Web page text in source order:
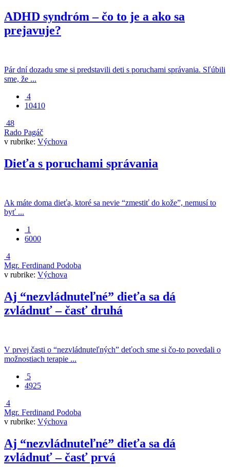
ADHD syndróm – čo to je a ako sa
prejavuje?
Pár dní dozadu sme si predstavili deti s poruchami správania. Sľúbili
sme, že ...
4
10410
48
Rado Pagáč
v rubrike: Výchova
Dieťa s poruchami správania
Ak máte doma dieťa, ktoré sa nevie “zmestiť do kože”, nemusí to
byť ...
1
6000
4
Mgr. Ferdinand Podoba
v rubrike: Výchova
Aj “nezvládnuteľné” dieťa sa dá
zvládnuť – časť druhá
V prvej časti o “nezvládnuteľných” deťoch sme si čo-to povedali o
možnostiach terapie ...
5
4925
4
Mgr. Ferdinand Podoba
v rubrike: Výchova
Aj “nezvládnuteľné” dieťa sa dá
zvládnuť – časť prvá